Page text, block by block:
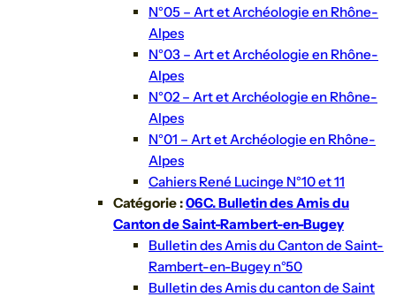
N°05 – Art et Archéologie en Rhône-
Alpes
N°03 – Art et Archéologie en Rhône-
Alpes
N°02 – Art et Archéologie en Rhône-
Alpes
N°01 – Art et Archéologie en Rhône-
Alpes
Cahiers René Lucinge N°10 et 11
Catégorie :06C. Bulletin des Amis du
Canton de Saint-Rambert-en-Bugey
Bulletin des Amis du Canton de Saint-
Rambert-en-Bugey n°50
Bulletin des Amis du canton de Saint